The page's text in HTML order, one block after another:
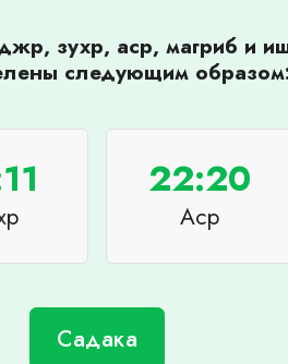
зухр, аср, магриб и
следующим
22:20
Аср
Садака